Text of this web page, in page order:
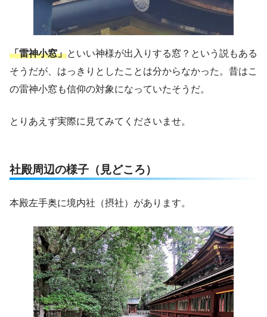
「雷神小窓」といい神様が出入りする窓？という説もある
そうだが、はっきりとしたことは分からなかった。昔はこ
の雷神小窓も信仰の対象になっていたそうだ。
とりあえず実際に見てみてくださいませ。
社殿周辺の様子（見どころ）
本殿左手奥に境内社（摂社）があります。